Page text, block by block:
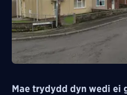
Mae trydydd dyn wedi ei